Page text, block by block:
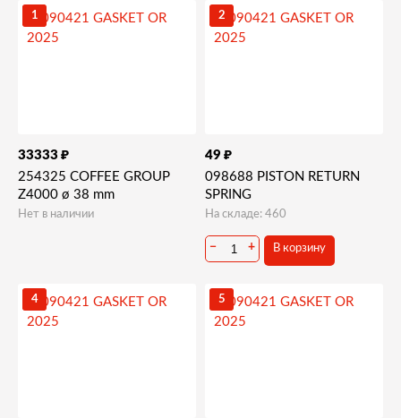
1
33333 ₽
254325 COFFEE GROUP
Z4000 ø 38 mm
Нет в наличии
2
49 ₽
098688 PISTON RETURN
SPRING
На складе: 460
− + В корзину
4 5